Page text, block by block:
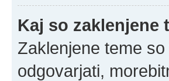
Kaj so zaklenjene
Zaklenjene teme
odgovarjati,